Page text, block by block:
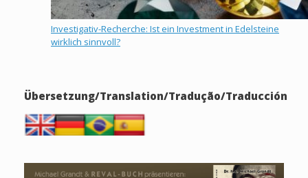
Investigativ-Recherche: Ist ein Investment in Edelsteine
wirklich sinnvoll?
Übersetzung/Translation/Tradução/Traducción